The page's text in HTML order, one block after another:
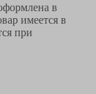
в
имеется в
при